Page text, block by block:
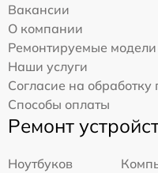
Вакансии
О компании
Ремонтируемые модели
Наши услуги
Согласие на
Способы оплаты
Ремонт
Ноутбуков